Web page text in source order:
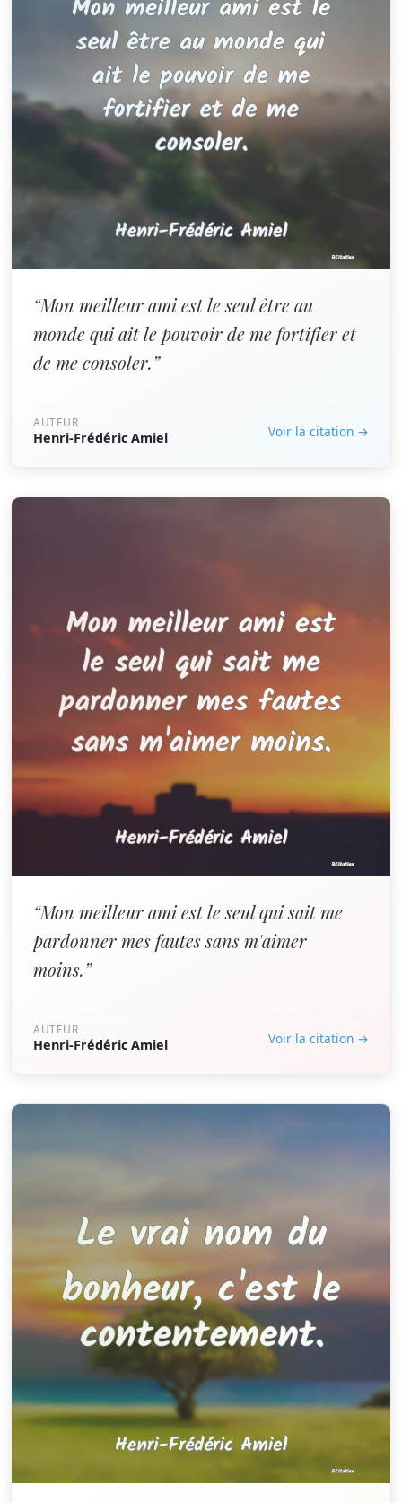
“Mon meilleur ami est le seul être au
monde qui ait le pouvoir de me fortifier et
de me consoler.”
AUTEUR
Henri-Frédéric Amiel Voir la citation →
“Mon meilleur ami est le seul qui sait me
pardonner mes fautes sans m'aimer
moins.”
AUTEUR
Henri-Frédéric Amiel Voir la citation →